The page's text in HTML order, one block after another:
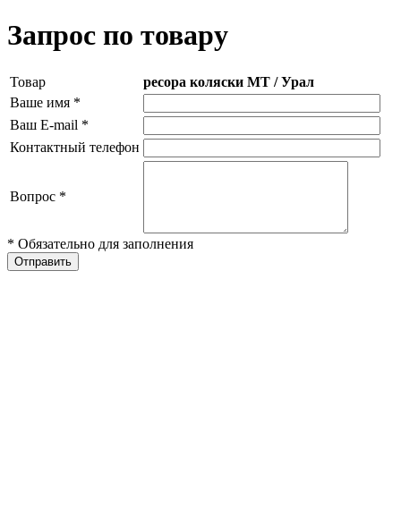
Запрос по товару
Товар
ресора коляски МТ / Урал
Ваше имя *
Ваш E-mail *
Контактный телефон
Вопрос *
* Обязательно для заполнения
Отправить